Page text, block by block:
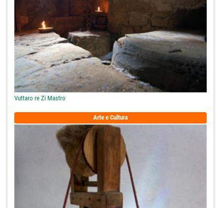
Vuttaro re Zi Mastro
Arte e Cultura